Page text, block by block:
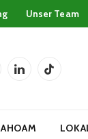
Unser Team
LinkedInTikTok